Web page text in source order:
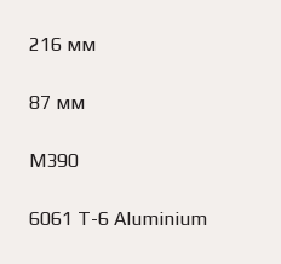
216 мм
87 мм
M390
6061 T-6 Aluminium